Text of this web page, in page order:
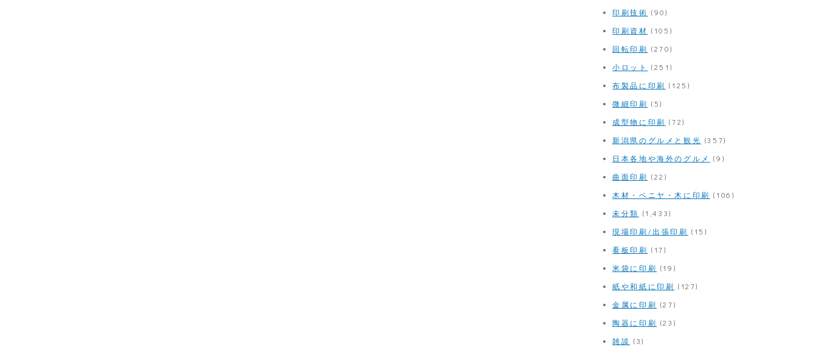
印刷技術 (90)
印刷資材 (105)
回転印刷 (270)
小ロット
(251)
布製品に印刷 (125)
微細印刷 (5)
成型物に印刷 (72)
新潟県のグルメと観光 (357)
日本各地や海外のグルメ
(9)
曲面印刷 (22)
木材・ベニヤ・木に印刷 (106)
未分類 (1,433)
現場印刷/出張印刷 (15)
看板印刷 (17)
米袋に印刷 (19)
紙や和紙に印刷 (127)
金属に印刷 (27)
陶器に印刷 (23)
雑談 (3)